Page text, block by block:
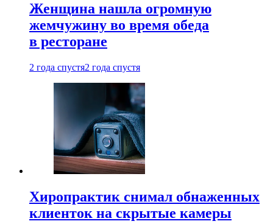
Женщина нашла огромную
жемчужину во время обеда
в ресторане
2 года спустя2 года спустя
Хиропрактик снимал обнаженных
клиенток на скрытые камеры